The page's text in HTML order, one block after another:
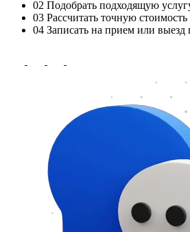
02 Подобрать подходящую
03 Рассчитать точную стоимость
04 Записать на прием или выезд